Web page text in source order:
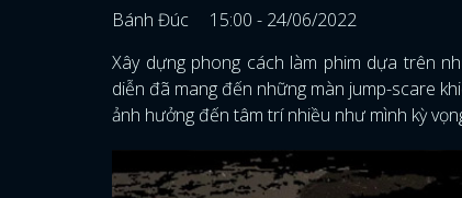
Bánh Đúc
15:00 - 24/06/2022
Xây dựng phong cách làm phim dựa trên
diễn đã mang đến những màn jump-scare
ảnh hưởng đến tâm trí nhiều như mình kỳ